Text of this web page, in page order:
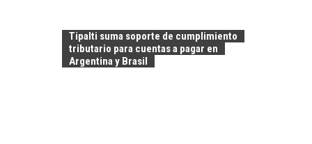
Tipalti suma soporte de cumplimiento
tributario para cuentas a pagar en
Argentina y Brasil